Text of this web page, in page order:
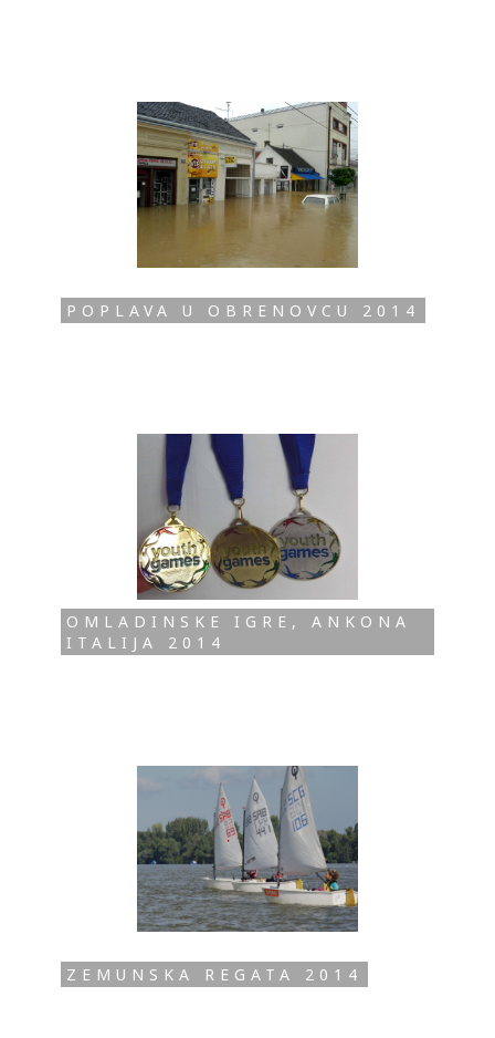
POPLAVA U OBRENOVCU 2014
OMLADINSKE IGRE, ANKONA
ITALIJA 2014
ZEMUNSKA REGATA 2014